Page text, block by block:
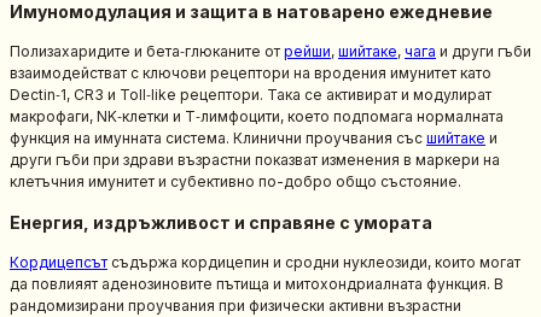
Имуномодулация и защита в натоварено ежедневие
Полизахаридите и бета‑глюканите от рейши, шийтаке, чага и други гъби
взаимодействат с ключови рецептори на вродения имунитет като
Dectin‑1, CR3 и Toll‑like рецептори. Така се активират и модулират
макрофаги, NK‑клетки и Т‑лимфоцити, което подпомага нормалната
функция на имунната система. Клинични проучвания със шийтаке и
други гъби при здрави възрастни показват изменения в маркери на
клетъчния имунитет и субективно по-добро общо състояние.
Енергия, издръжливост и справяне с умората
Кордицепсът съдържа кордицепин и сродни нуклеозиди, които могат
да повлияят аденозиновите пътища и митохондриалната функция. В
рандомизирани проучвания при физически активни възрастни